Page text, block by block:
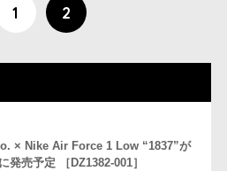
1 2
× Nike Air Force 1 Low “1837”が
発売予定 ［DZ1382-001］